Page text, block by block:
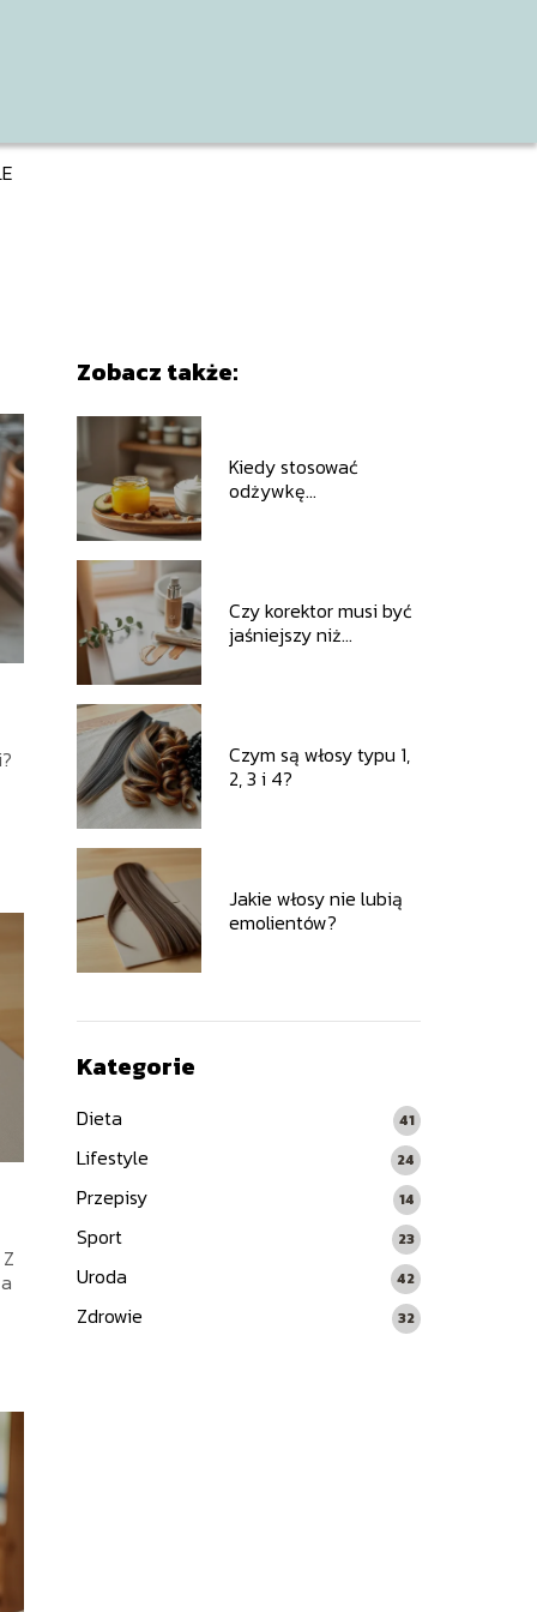
Zobacz także:
Kiedy stosować
odżywkę
Czy korektor musi być
jaśniejszy niż
Czym są włosy typu 1,
2, 3 i 4?
Jakie włosy nie lubią
emolientów?
Kategorie
Dieta 41
Lifestyle 24
Przepisy 14
Sport 23
Uroda 42
Zdrowie 32